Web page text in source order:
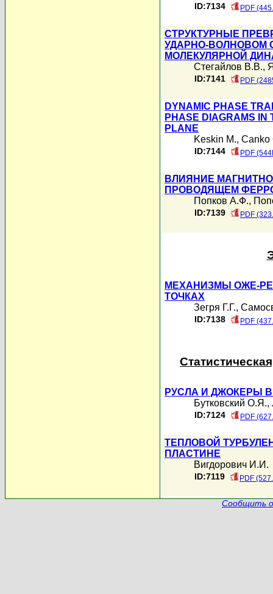
ID:7134 PDF
СТРУКТУРНЫЕ
УДАРНО-ВОЛНОВОМ
МОЛЕКУЛЯРНОЙ
Стегайлов В.В.,
ID:7141 PDF
DYNAMIC PHASE
PHASE DIAGRAMS IN
PLANE
Keskin M., Canko
ID:7144 PDF
ВЛИЯНИЕ
ПРОВОДЯЩЕМ
Попков А.Ф.,
ID:7139 PDF
МЕХАНИЗМЫ ОЖЕ-
ТОЧКАХ
Зегря Г.Г.,
ID:7138 PDF
РУСЛА И ДЖОКЕРЫ
Бутковский О.Я.,
ID:7124 PDF
ТЕПЛОВОЙ
ПЛАСТИНЕ
Вигдорович И.И.
ID:7119 PDF
Сообщить о